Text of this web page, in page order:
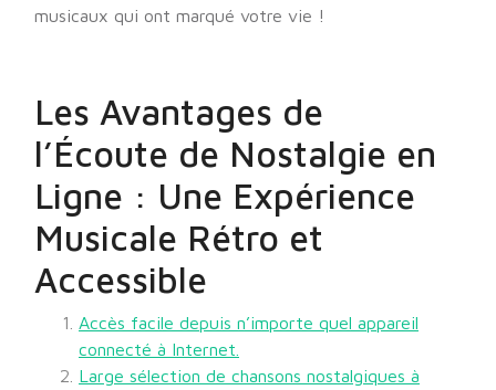
musicaux qui ont marqué votre vie !
Les Avantages de
l’Écoute de Nostalgie en
Ligne : Une Expérience
Musicale Rétro et
Accessible
Accès facile depuis n’importe quel appareil
connecté à Internet.
Large sélection de chansons nostalgiques à